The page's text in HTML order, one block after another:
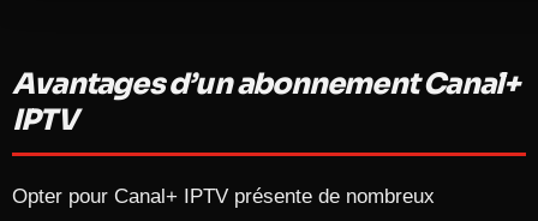
Avantages d’un abonnement Canal+
IPTV
Opter pour Canal+ IPTV présente de nombreux